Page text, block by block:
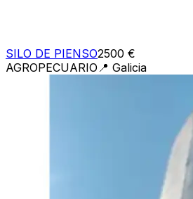
SILO DE PIENSO2500 €
AGROPECUARIO 📍 Galicia